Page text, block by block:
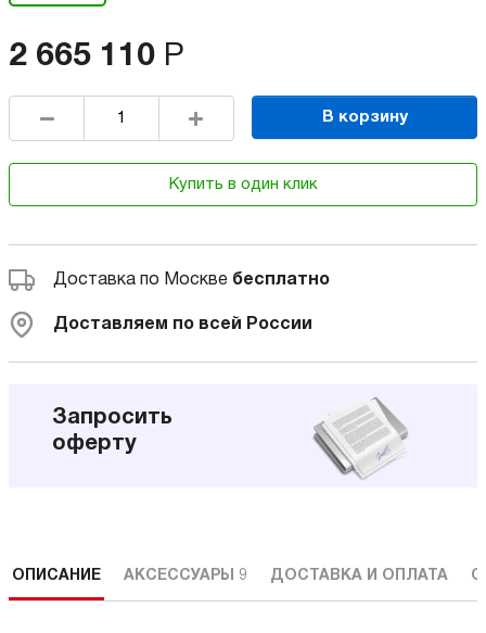
2 665 110 Р
В корзину
Купить в один клик
Доставка по Москве бесплатно
Доставляем по всей России
Запросить
оферту
ОПИСАНИЕ АКСЕССУАРЫ 9 ДОСТАВКА И ОПЛАТА